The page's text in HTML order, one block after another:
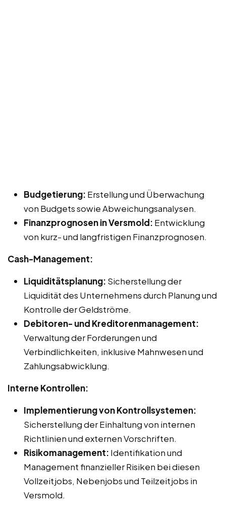
Budgetierung: Erstellung und Überwachung
von Budgets sowie Abweichungsanalysen.
Finanzprognosen in Versmold: Entwicklung
von kurz- und langfristigen Finanzprognosen.
Cash-Management:
Liquiditätsplanung: Sicherstellung der
Liquidität des Unternehmens durch Planung und
Kontrolle der Geldströme.
Debitoren- und Kreditorenmanagement:
Verwaltung der Forderungen und
Verbindlichkeiten, inklusive Mahnwesen und
Zahlungsabwicklung.
Interne Kontrollen:
Implementierung von Kontrollsystemen:
Sicherstellung der Einhaltung von internen
Richtlinien und externen Vorschriften.
Risikomanagement: Identifikation und
Management finanzieller Risiken bei diesen
Vollzeitjobs, Nebenjobs und Teilzeitjobs in
Versmold.